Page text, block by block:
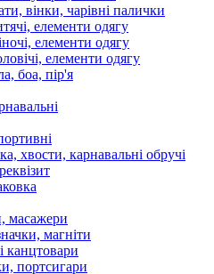
вінки, чарівні палички
елементи одягу
елементи одягу
елементи одягу
боа, пір'я
хвости, карнавальні обручі
масажери
магніти
канцтовари
портсигари